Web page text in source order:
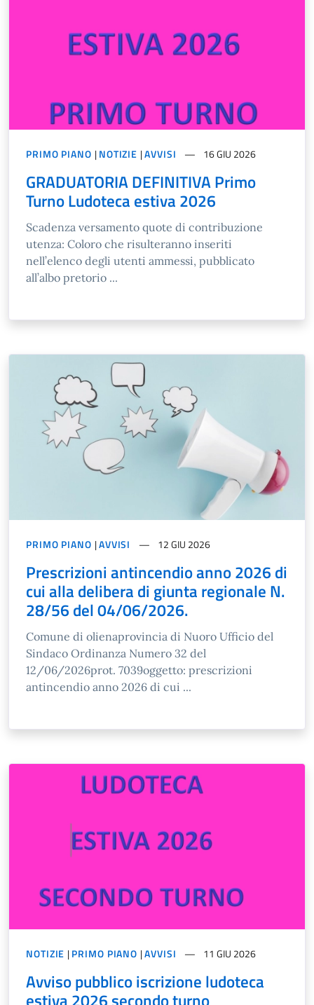
PRIMO PIANO |NOTIZIE |AVVISI 16 GIU 2026
GRADUATORIA DEFINITIVA Primo
Turno Ludoteca estiva 2026
Scadenza versamento quote di contribuzione
utenza: Coloro che risulteranno inseriti
nell’elenco degli utenti ammessi, pubblicato
all’albo pretorio ...
PRIMO PIANO |AVVISI 12 GIU 2026
Prescrizioni antincendio anno 2026 di
cui alla delibera di giunta regionale N.
28/56 del 04/06/2026.
Comune di olienaprovincia di Nuoro Ufficio del
Sindaco Ordinanza Numero 32 del
12/06/2026prot. 7039oggetto: prescrizioni
antincendio anno 2026 di cui ...
NOTIZIE |PRIMO PIANO |AVVISI 11 GIU 2026
Avviso pubblico iscrizione ludoteca